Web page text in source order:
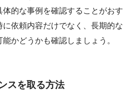
的な事例を確認することがおす
依頼内容だけでなく、長期的な
かどうかも確認しましょう。
スを取る方法